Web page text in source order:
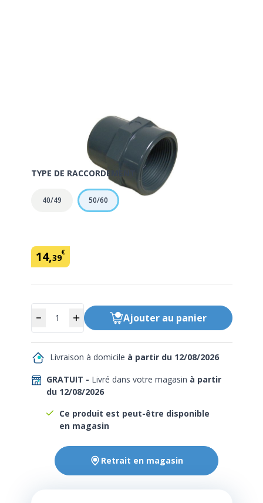
TYPE DE RACCORDEMENT
40/49 50/60
14,39€
Ajouter au panier
GRATUIT - Livré dans votre magasin à partir
du 12/08/2026
Livraison à domicile à partir du 12/08/2026
Ce produit est peut-être disponible
en magasin
Retrait en magasin